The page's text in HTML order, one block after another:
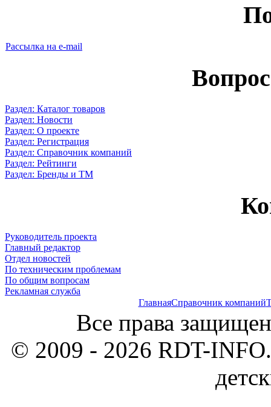
Рассылка на e-mail
Раздел: Каталог товаров
Раздел: Новости
Раздел: О проекте
Раздел: Регистрация
Раздел: Справочник компаний
Раздел: Рейтинги
Раздел: Бренды и ТМ
Руководитель проекта
Главный редактор
Отдел новостей
По техническим проблемам
По общим вопросам
Рекламная служба
ГлавнаяСправочник компаний
Все права
© 2009 - 2026 RDT-